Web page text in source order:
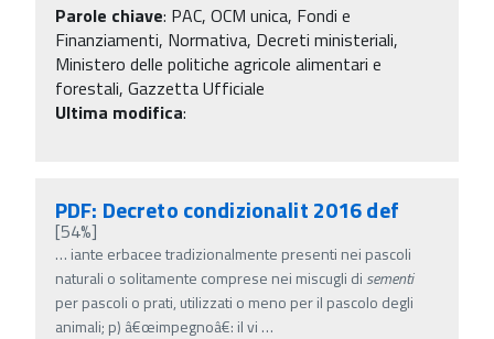
Parole chiave: PAC, OCM unica, Fondi e
Finanziamenti, Normativa, Decreti ministeriali,
Ministero delle politiche agricole alimentari e
forestali, Gazzetta Ufficiale
Ultima modifica:
PDF: Decreto condizionalit 2016 def
[54%]
… iante erbacee tradizionalmente presenti nei pascoli
naturali o solitamente comprese nei miscugli di sementi
per pascoli o prati, utilizzati o meno per il pascolo degli
animali; p) â€œimpegnoâ€: il vi …